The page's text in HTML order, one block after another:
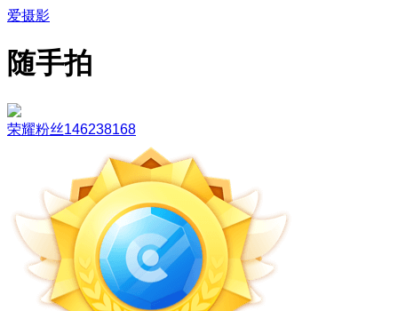
爱摄影
随手拍
荣耀粉丝146238168